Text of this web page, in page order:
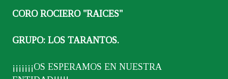
CORO ROCIERO "RAICES"
GRUPO: LOS TARANTOS.
¡¡¡¡¡¡¡OS ESPERAMOS EN NUESTRA